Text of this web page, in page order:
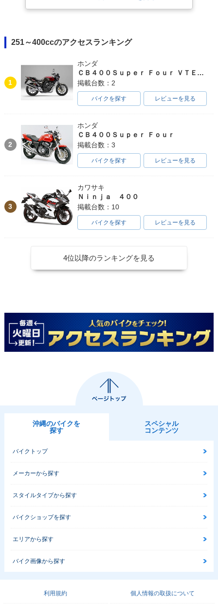
251～400ccのアクセスランキング
1
ホンダ
ＣＢ４００Ｓｕｐｅｒ Ｆｏｕｒ ＶＴＥＣ ＳＰＥＣ３
掲載台数：2
バイクを探す レビューを見る
2
ホンダ
ＣＢ４００Ｓｕｐｅｒ Ｆｏｕｒ
掲載台数：3
バイクを探す レビューを見る
3
カワサキ
Ｎｉｎｊａ ４００
掲載台数：10
バイクを探す レビューを見る
4位以降のランキングを見る
沖縄のバイクを
探す
スペシャル
コンテンツ
バイクトップ
メーカーから探す
スタイルタイプから探す
バイクショップを探す
エリアから探す
バイク画像から探す
利用規約 個人情報の取扱について